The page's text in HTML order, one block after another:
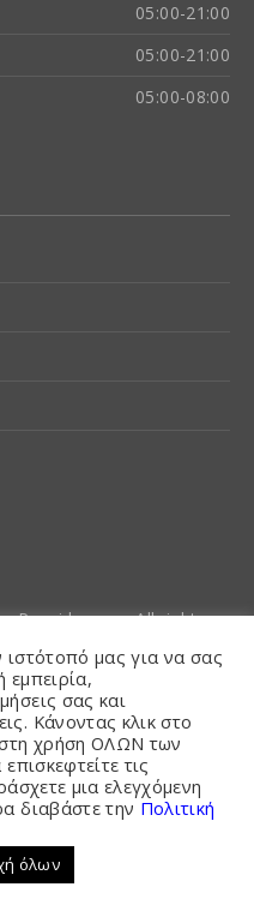
05:00-21:00
05:00-21:00
05:00-08:00
Poseidwnn.gr. All rights
PlexusCoreμας για να σας
εμπειρία,
σας και
Κάνοντας κλικ στο
χρήση ΟΛΩΝ των
τις
μια ελεγχόμενη
διαβάστε την Πολιτική
όλων